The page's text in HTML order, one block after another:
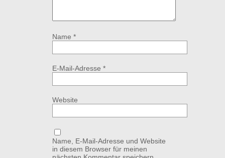
Name *
E-Mail-Adresse *
Website
Name, E-Mail-Adresse und Website
in diesem Browser für meinen